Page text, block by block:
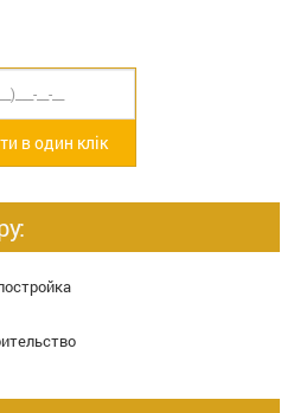
в один клік